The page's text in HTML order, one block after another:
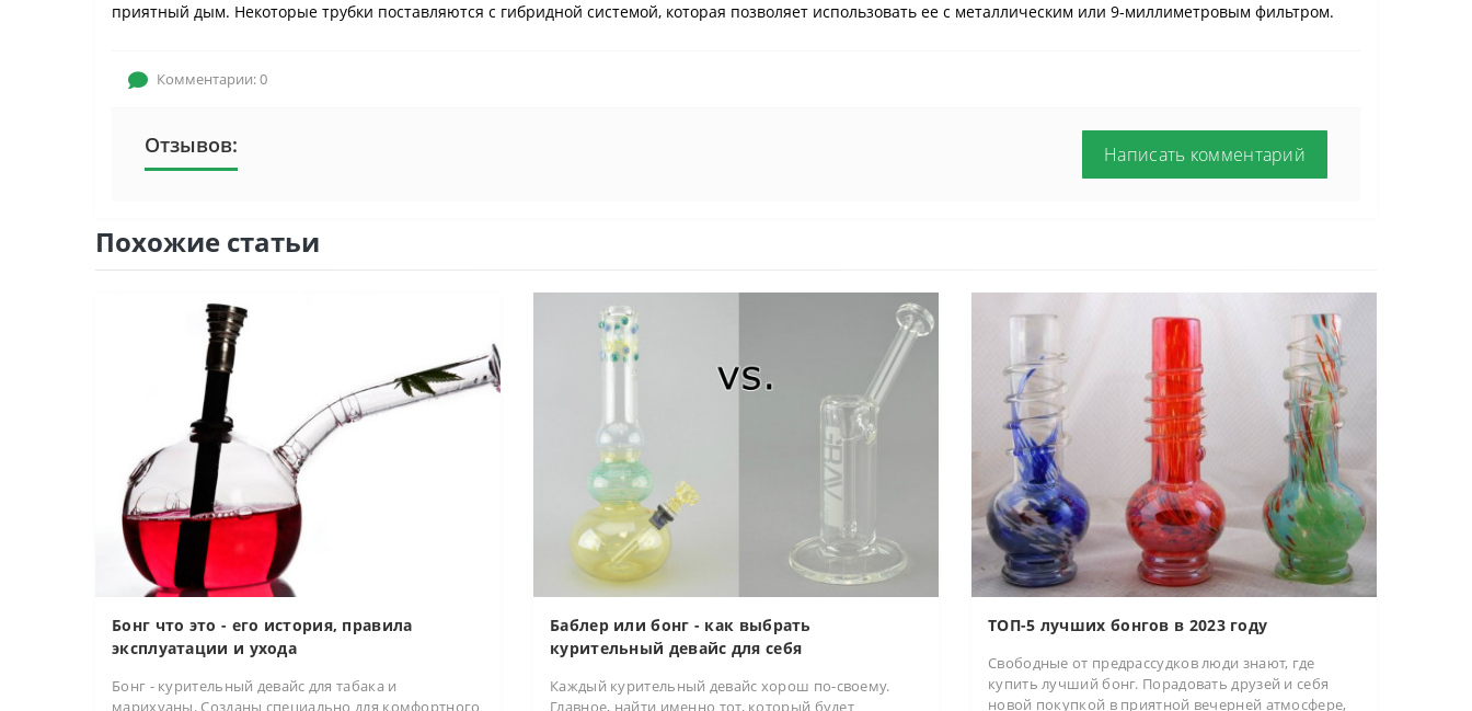
приятный дым. Некоторые трубки поставляются с гибридной системой, которая позволяет использовать ее с металлическим или 9-миллиметровым фильтром.
Комментарии: 0
Отзывов: Написать комментарий
Похожие статьи
Бонг что это - его история, правила
эксплуатации и ухода
Бонг - курительный девайс для табака и
марихуаны. Созданы специально для комфортного
Баблер или бонг - как выбрать
курительный девайс для себя
Каждый курительный девайс хорош по-своему.
Главное, найти именно тот, который будет
ТОП-5 лучших бонгов в 2023 году
Свободные от предрассудков люди знают, где
купить лучший бонг. Порадовать друзей и себя
новой покупкой в приятной вечерней атмосфере,